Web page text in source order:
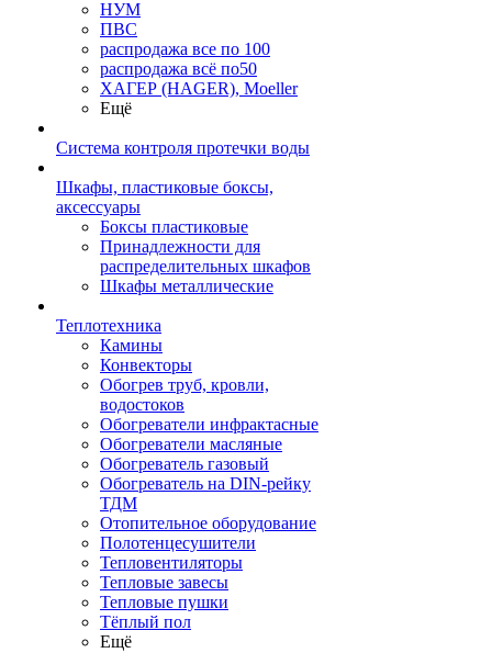
НУМ
ПВС
распродажа все по 100
распродажа всё по50
ХАГЕР (HAGER), Moeller
Ещё
Система контроля протечки воды
Шкафы, пластиковые боксы,
аксессуары
Боксы пластиковые
Принадлежности для
распределительных шкафов
Шкафы металлические
Теплотехника
Камины
Конвекторы
Обогрев труб, кровли,
водостоков
Обогреватели инфрактасные
Обогреватели масляные
Обогреватель газовый
Обогреватель на DIN-рейку
ТДМ
Отопительное оборудование
Полотенцесушители
Тепловентиляторы
Тепловые завесы
Тепловые пушки
Тёплый пол
Ещё